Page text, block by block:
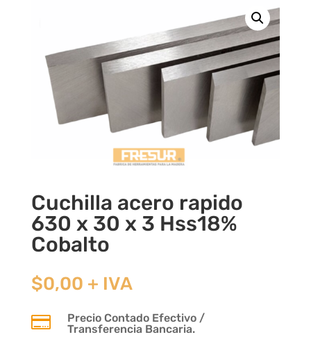
Cuchilla acero rapido
630 x 30 x 3 Hss18%
Cobalto
$0,00 + IVA

Precio Contado Efectivo /
Transferencia Bancaria.